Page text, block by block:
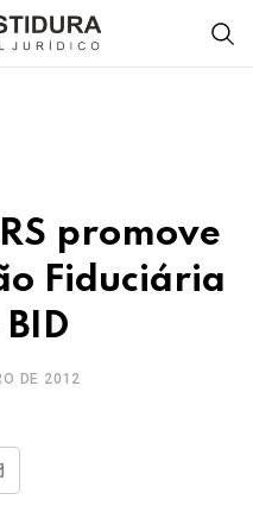
promove
Fiduciária
DE 2012